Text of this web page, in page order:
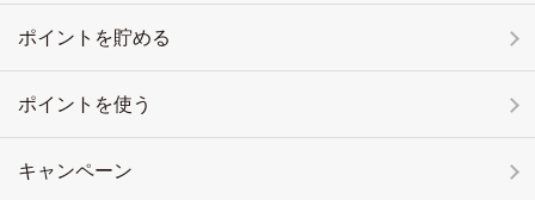
ポイントを貯める
ポイントを使う
キャンペーン